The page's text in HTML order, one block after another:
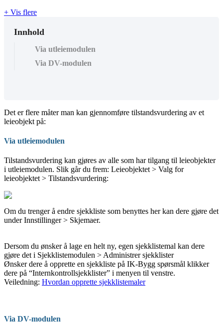
+ Vis flere
Innhold
Via utleiemodulen
Via DV-modulen
Det er flere måter man kan gjennomføre tilstandsvurdering av et
leieobjekt på:
Via utleiemodulen
Tilstandsvurdering kan gjøres av alle som har tilgang til leieobjekter
i utleiemodulen. Slik går du frem: Leieobjektet > Valg for
leieobjektet > Tilstandsvurdering:
Om du trenger å endre sjekkliste som benyttes her kan dere gjøre det
under Innstillinger > Skjemaer.
Dersom du ønsker å lage en helt ny, egen sjekklistemal kan dere
gjøre det i Sjekklistemodulen > Administrer sjekklister
Ønsker dere å opprette en sjekkliste på IK-Bygg spørsmål klikker
dere på “Internkontrollsjekklister” i menyen til venstre.
Veiledning: Hvordan opprette sjekklistemaler
Via DV-modulen